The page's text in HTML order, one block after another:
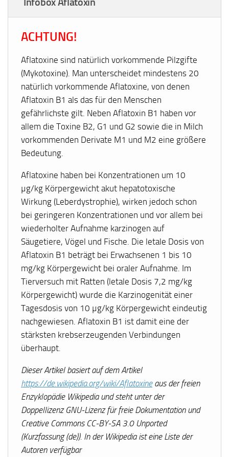
ACHTUNG!
Aflatoxine sind natürlich vorkommende Pilzgifte
(Mykotoxine). Man unterscheidet mindestens 20
natürlich vorkommende Aflatoxine, von denen
Aflatoxin B1 als das für den Menschen
gefährlichste gilt. Neben Aflatoxin B1 haben vor
allem die Toxine B2, G1 und G2 sowie die in Milch
vorkommenden Derivate M1 und M2 eine größere
Bedeutung.
Aflatoxine haben bei Konzentrationen um 10
µg/kg Körpergewicht akut hepatotoxische
Wirkung (Leberdystrophie), wirken jedoch schon
bei geringeren Konzentrationen und vor allem bei
wiederholter Aufnahme karzinogen auf
Säugetiere, Vögel und Fische. Die letale Dosis von
Aflatoxin B1 beträgt bei Erwachsenen 1 bis 10
mg/kg Körpergewicht bei oraler Aufnahme. Im
Tierversuch mit Ratten (letale Dosis 7,2 mg/kg
Körpergewicht) wurde die Karzinogenität einer
Tagesdosis von 10 µg/kg Körpergewicht eindeutig
nachgewiesen. Aflatoxin B1 ist damit eine der
stärksten krebserzeugenden Verbindungen
überhaupt.
Dieser Artikel basiert auf dem Artikel
https://de.wikipedia.org/wiki/Aflatoxineaus der freien
Enzyklopädie Wikipedia und steht unter der
Doppellizenz GNU-Lizenz für freie Dokumentation und
Creative Commons CC-BY-SA 3.0 Unported
(Kurzfassung (de)). In der Wikipedia ist eine Liste der
Autoren verfügbar